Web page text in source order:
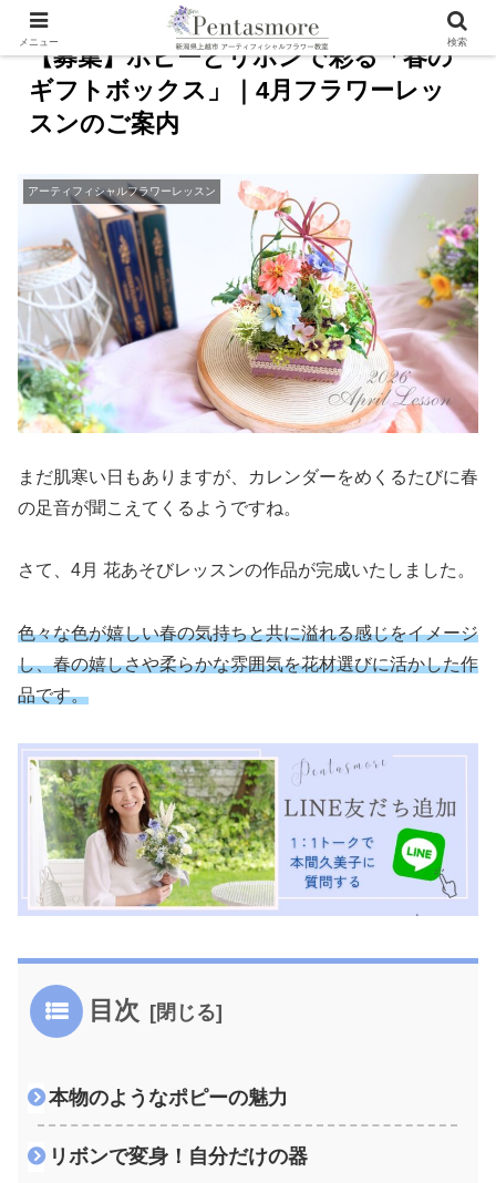
【募集】ポピーとリボンで彩る「春の
ギフトボックス」｜4月フラワーレッ
スンのご案内
アーティフィシャルフラワーレッスン
まだ肌寒い日もありますが、カレンダーをめくるたびに春
の足音が聞こえてくるようですね。
さて、4月 花あそびレッスンの作品が完成いたしました。
色々な色が嬉しい春の気持ちと共に溢れる感じをイメージ
し、春の嬉しさや柔らかな雰囲気を花材選びに活かした作
品です。
目次
本物のようなポピーの魅力
リボンで変身！自分だけの器
メニュー 検索